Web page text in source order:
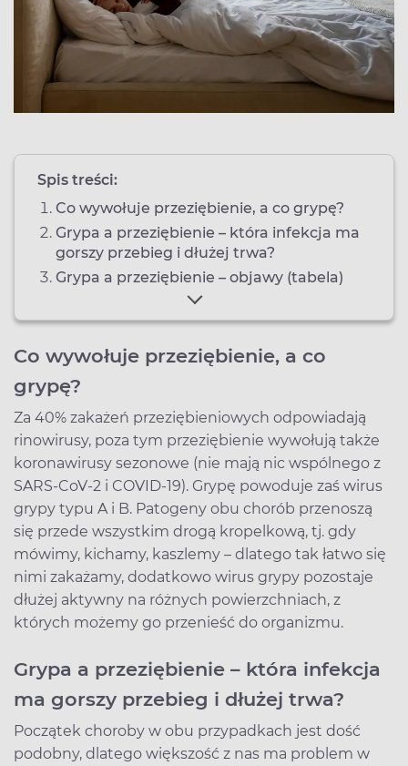
Spis treści:
Co wywołuje przeziębienie, a co grypę?
Grypa a przeziębienie – która infekcja ma
gorszy przebieg i dłużej trwa?
Grypa a przeziębienie – objawy (tabela)
Co wywołuje przeziębienie, a co
grypę?
Za 40% zakażeń przeziębieniowych odpowiadają
rinowirusy, poza tym przeziębienie wywołują także
koronawirusy sezonowe (nie mają nic wspólnego z
SARS-CoV-2 i COVID-19). Grypę powoduje zaś wirus
grypy typu A i B. Patogeny obu chorób przenoszą
się przede wszystkim drogą kropelkową, tj. gdy
mówimy, kichamy, kaszlemy – dlatego tak łatwo się
nimi zakażamy, dodatkowo wirus grypy pozostaje
dłużej aktywny na różnych powierzchniach, z
których możemy go przenieść do organizmu.
Grypa a przeziębienie – która infekcja
ma gorszy przebieg i dłużej trwa?
Początek choroby w obu przypadkach jest dość
podobny, dlatego większość z nas ma problem w